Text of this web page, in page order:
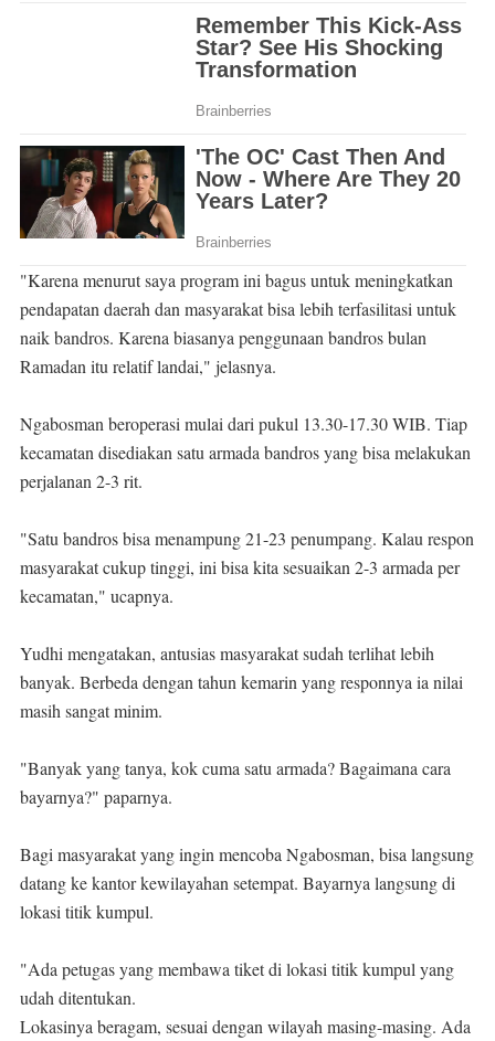
"Karena menurut saya program ini bagus untuk meningkatkan
pendapatan daerah dan masyarakat bisa lebih terfasilitasi untuk
naik bandros. Karena biasanya penggunaan bandros bulan
Ramadan itu relatif landai," jelasnya.
Ngabosman beroperasi mulai dari pukul 13.30-17.30 WIB. Tiap
kecamatan disediakan satu armada bandros yang bisa melakukan
perjalanan 2-3 rit.
"Satu bandros bisa menampung 21-23 penumpang. Kalau respon
masyarakat cukup tinggi, ini bisa kita sesuaikan 2-3 armada per
kecamatan," ucapnya.
Yudhi mengatakan, antusias masyarakat sudah terlihat lebih
banyak. Berbeda dengan tahun kemarin yang responnya ia nilai
masih sangat minim.
"Banyak yang tanya, kok cuma satu armada? Bagaimana cara
bayarnya?" paparnya.
Bagi masyarakat yang ingin mencoba Ngabosman, bisa langsung
datang ke kantor kewilayahan setempat. Bayarnya langsung di
lokasi titik kumpul.
"Ada petugas yang membawa tiket di lokasi titik kumpul yang
udah ditentukan.
Lokasinya beragam, sesuai dengan wilayah masing-masing. Ada